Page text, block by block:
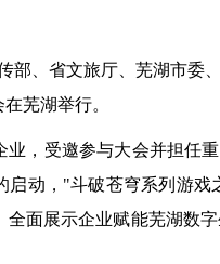
部、省文旅厅、芜湖市
芜湖举行。
，受邀参与大会并担任
动，"斗破苍穹系列游
面展示企业赋能芜湖数